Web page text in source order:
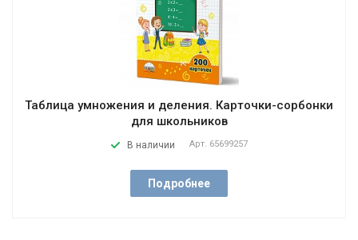
Таблица умножения и деления. Карточки-сорбонки
для школьников
В наличии Арт. 65699257
Подробнее